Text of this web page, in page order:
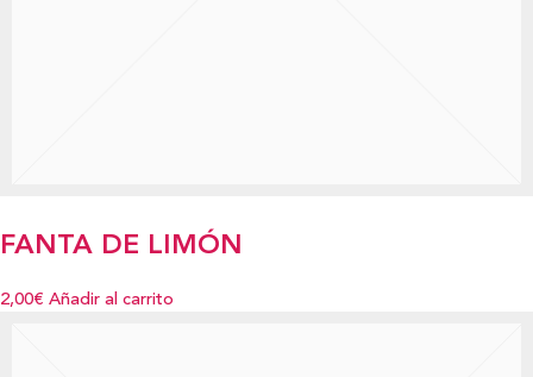
FANTA DE LIMÓN
2,00€ Añadir al carrito